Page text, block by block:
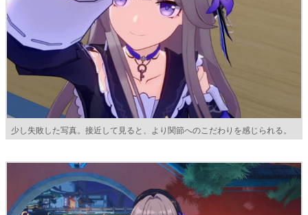
少し失敗した写真。接近して見ると、より関節へのこだわりを感じられる。